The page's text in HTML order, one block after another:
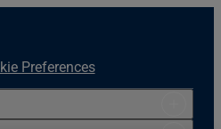
Preferences